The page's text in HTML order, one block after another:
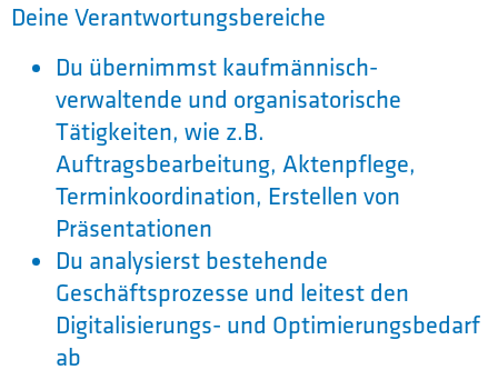
Deine Verantwortungsbereiche
Du übernimmst kaufmännisch-
verwaltende und organisatorische
Tätigkeiten, wie z.B.
Auftragsbearbeitung, Aktenpflege,
Terminkoordination, Erstellen von
Präsentationen
Du analysierst bestehende
Geschäftsprozesse und leitest den
Digitalisierungs- und Optimierungsbedarf
ab